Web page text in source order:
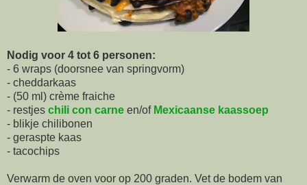
Nodig voor 4 tot 6 personen:
- 6 wraps (doorsnee van springvorm)
- cheddarkaas
- (50 ml) crème fraiche
- restjes chili con carne en/of Mexicaanse kaassoep
- blikje chilibonen
- geraspte kaas
- tacochips
Verwarm de oven voor op 200 graden. Vet de bodem van